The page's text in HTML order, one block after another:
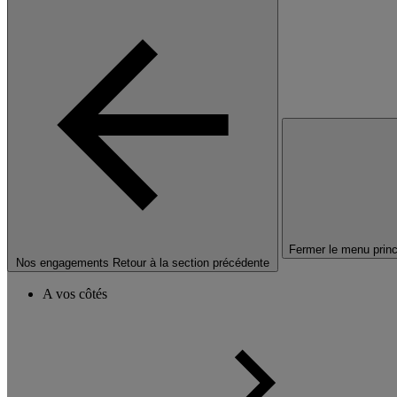
Nos engagements Retour à la section précédente
Fermer le menu
A vos côtés